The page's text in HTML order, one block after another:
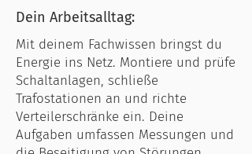
Dein Arbeitsalltag:
Mit deinem Fachwissen bringst du
Energie ins Netz. Montiere und prüfe
Schaltanlagen, schließe
Trafostationen an und richte
Verteilerschränke ein. Deine
Aufgaben umfassen Messungen und